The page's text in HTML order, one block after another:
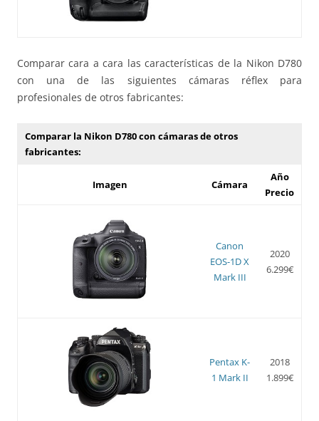
Comparar cara a cara las características de la Nikon D780
con una de las siguientes cámaras réflex para
profesionales de otros fabricantes:
Comparar la Nikon D780 con cámaras de otros
fabricantes:
Imagen Cámara
Año
Precio
Canon
EOS-1D X
Mark III
2020
6.299€
Pentax K-
1 Mark II
2018
1.899€